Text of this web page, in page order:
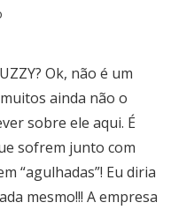
Ok, não é um
ainda não o
sobre ele aqui. É
sofrem junto com
“agulhadas”! Eu diria
mesmo!!! A empresa